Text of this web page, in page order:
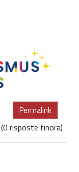
Permalink
(0 risposte finora)